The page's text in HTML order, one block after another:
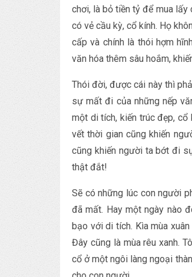
chơi, là bỏ tiền tỷ để mua
có vẻ cầu kỳ, cổ kính. Họ
cấp và chính là thói hợm
văn hóa thêm sâu hoắm,
Thói đời, được cái này thì
sự mất đi của những nếp
một di tích, kiến trúc đẹp,
vết thời gian cũng khiến
cũng khiến người ta bớt đi
thật đắt!
Sẽ có những lúc con người
đã mất. Hay một ngày nào
bạo với di tích. Kìa mùa
Đây cũng là mùa rêu xanh.
cổ ở một ngôi làng ngoại